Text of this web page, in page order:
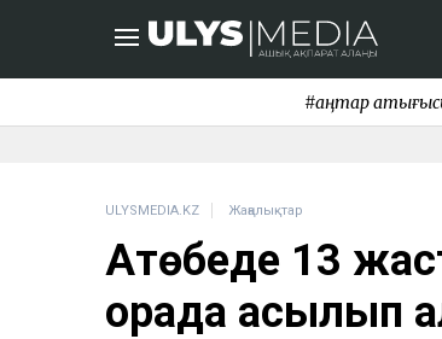
#қаңтар
ULYSMEDIA.KZ Жаңалықтар
Ақтөбеде 13
қорада асылып